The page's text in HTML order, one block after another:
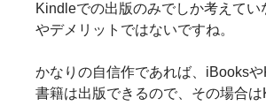
Kindleでの出版のみでしか考えてい
やデメリットではないですね。
かなりの自信作であれば、iBooks
書籍は出版できるので、その場合は